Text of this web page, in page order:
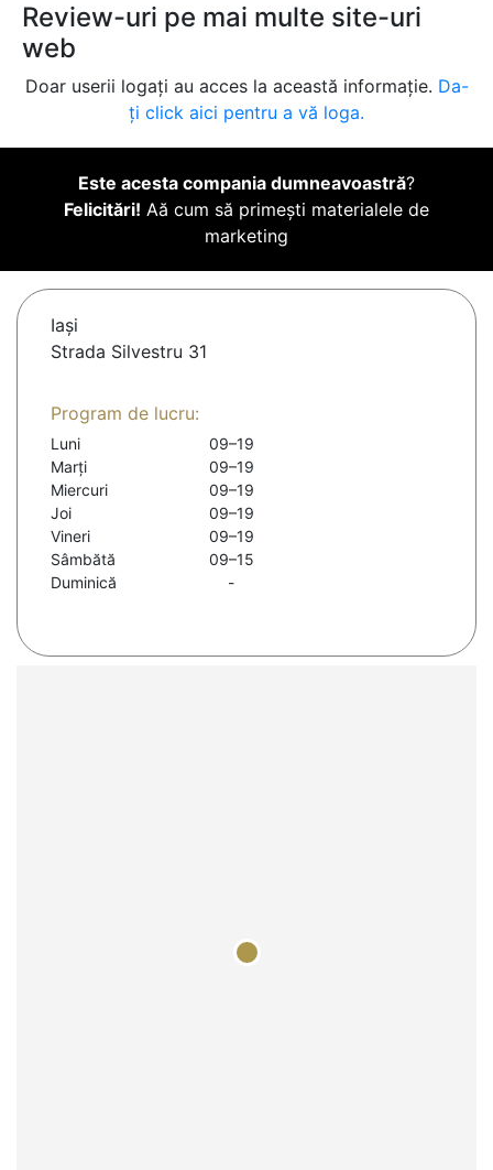
Review-uri pe mai multe site-uri
web
Doar userii logați au acces la această informație. Da-
ți click aici pentru a vă loga.
Este acesta compania dumneavoastră?
Felicitări! Aă cum să primești materialele de
marketing
Iaşi
Strada Silvestru 31
Program de lucru:
Luni
09–19
Marți
09–19
Miercuri
09–19
Joi
09–19
Vineri
09–19
Sâmbătă
09–15
Duminică
-